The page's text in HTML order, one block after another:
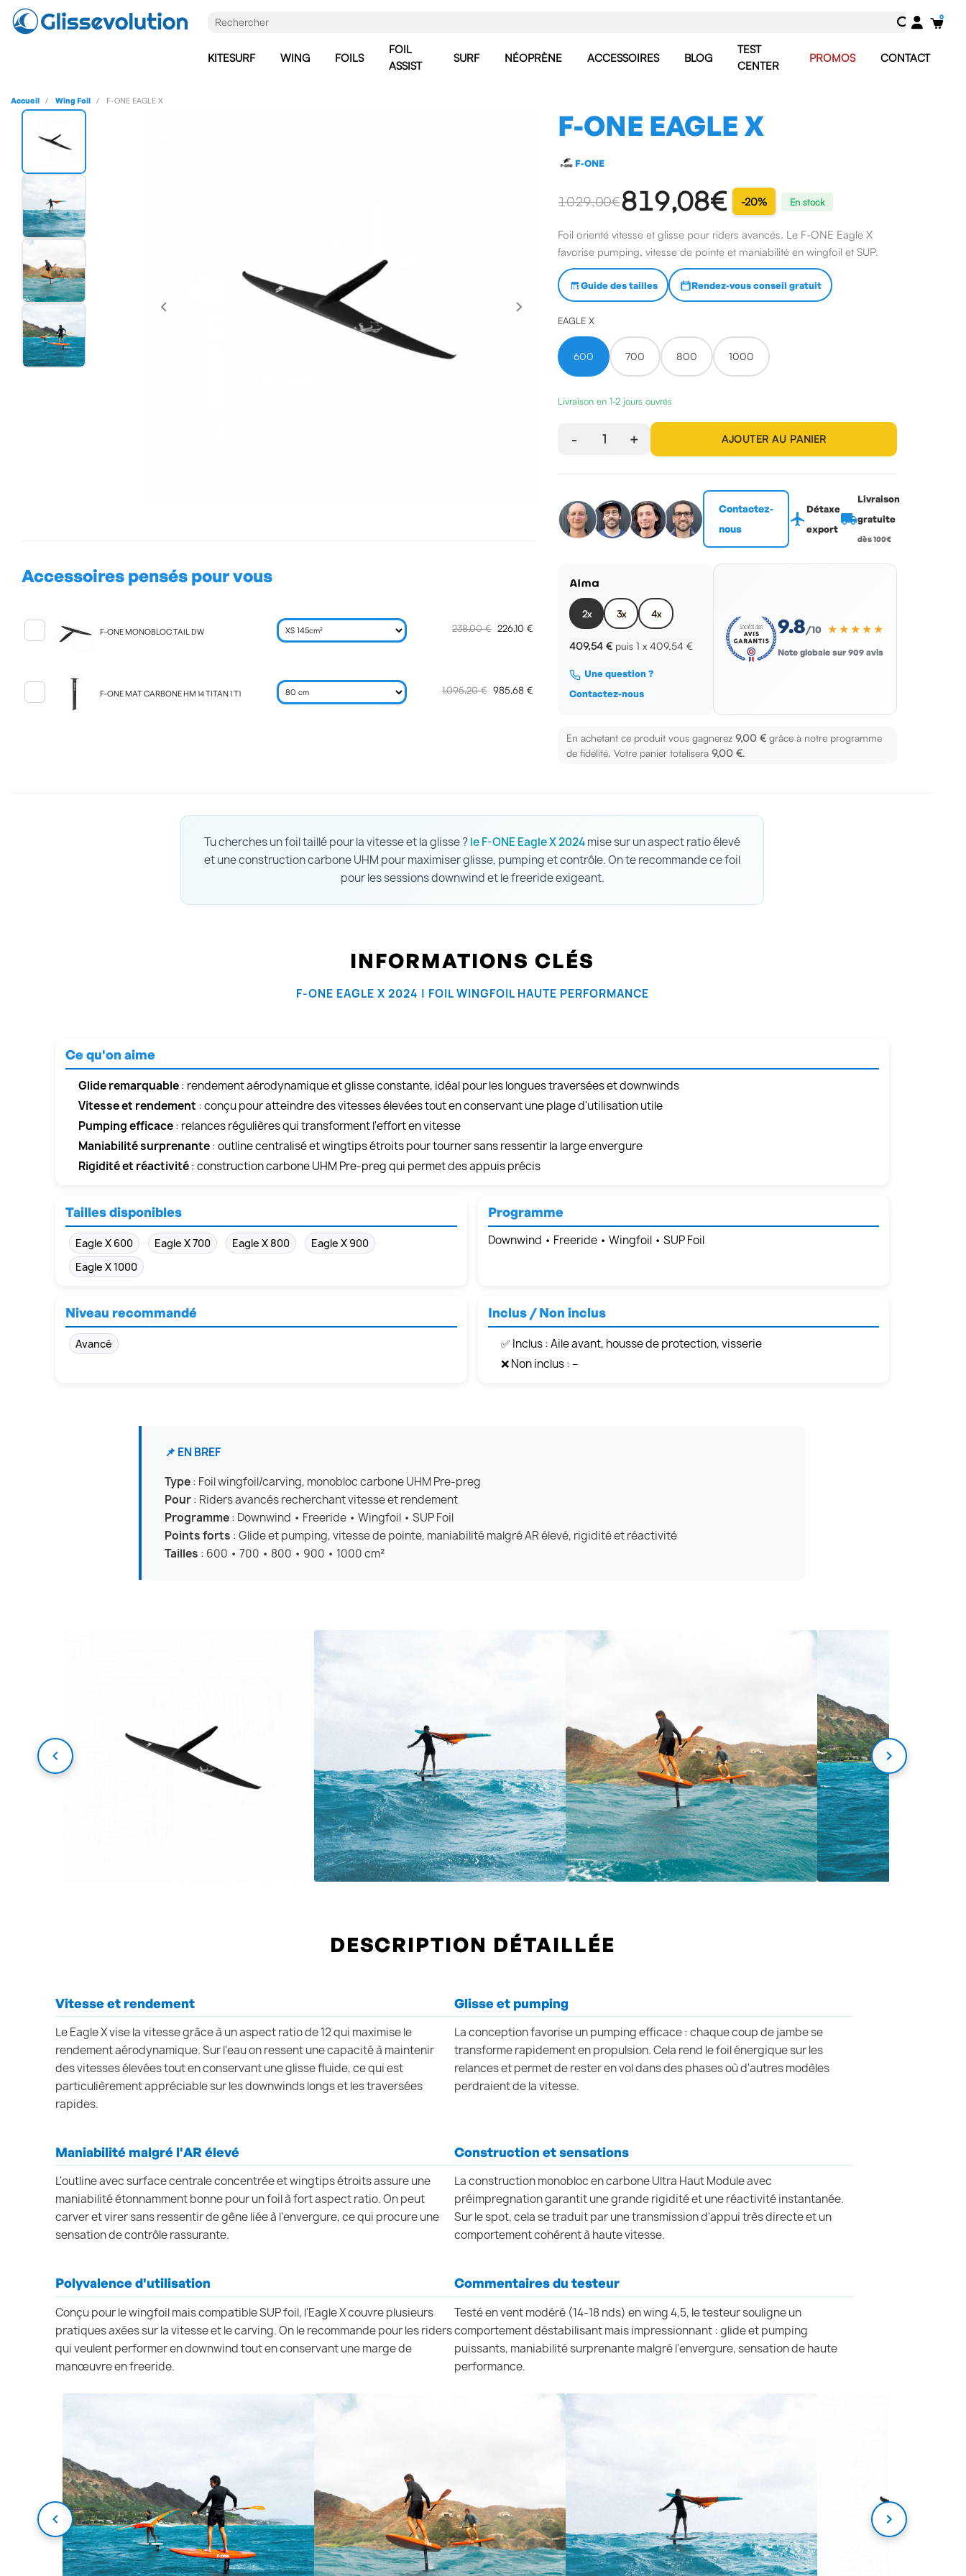
KITESURF WING FOILS
FOIL
ASSIST
SURF NÉOPRÈNE ACCESSOIRES BLOG
TEST
CENTER
PROMOS CONTACT
Accueil Wing Foil F-ONE EAGLE X
Accessoires pensés pour vous
F-ONE MONOBLOC TAIL DW 238,00 € 226,10 €
F-ONE MAT CARBONE HM 14 TITAN 1 T1 1.095,20 € 985,68 €
F-ONE EAGLE X
F-ONE
1029,00 €819,08 € -20% En stock
Foil orienté vitesse et glisse pour riders avancés. Le F-ONE Eagle X
favorise pumping, vitesse de pointe et maniabilité en wingfoil et SUP.
Guide des tailles Rendez-vous conseil gratuit
EAGLE X
600 700 800 1000
Livraison en 1-2 jours ouvrés
- 1 + AJOUTER AU PANIER
Contactez-
nous
flight
Détaxe
export
local_shipping
Livraison
gratuite
dès 100€
2x 3x 4x
409,54 € puis 1 x409,54 €
Une question ?
Contactez-nous
9.8/10 ★★★★★
Note globale sur 909 avis
En achetant ce produit vous gagnerez9,00 € grâce à notre programme
de fidélité. Votre panier totalisera9,00 €.
Tu cherches un foil taillé pour la vitesse et la glisse ?le F-ONE Eagle X 2024mise sur un aspect ratio élevé
et une construction carbone UHM pour maximiser glisse, pumping et contrôle. On te recommande ce foil
pour les sessions downwind et le freeride exigeant.
INFORMATIONS CLÉS
F-ONE EAGLE X 2024 | FOIL WINGFOIL HAUTE PERFORMANCE
Ce qu'on aime
Glide remarquable: rendement aérodynamique et glisse constante, idéal pour les longues traversées et downwinds
Vitesse et rendement : conçu pour atteindre des vitesses élevées tout en conservant une plage d'utilisation utile
Pumping efficace: relances régulières qui transforment l'effort en vitesse
Maniabilité surprenante: outline centralisé et wingtips étroits pour tourner sans ressentir la large envergure
Rigidité et réactivité: construction carbone UHM Pre-preg qui permet des appuis précis
Tailles disponibles
Eagle X 600 Eagle X 700 Eagle X 800
Eagle X 900
Eagle X 1000
Programme
Downwind • Freeride • Wingfoil • SUP Foil
Niveau recommandé
Avancé
Inclus / Non inclus
✅ Inclus : Aile avant, housse de protection, visserie
❌ Non inclus : –
📌 EN BREF
Type: Foil wingfoil/carving, monobloc carbone UHM Pre-preg
Pour: Riders avancés recherchant vitesse et rendement
Programme: Downwind • Freeride • Wingfoil • SUP Foil
Points forts : Glide et pumping, vitesse de pointe, maniabilité malgré AR élevé, rigidité et réactivité
Tailles : 600 • 700 • 800 • 900 • 1000 cm²
DESCRIPTION DÉTAILLÉE
Vitesse et rendement
Le Eagle X vise la vitesse grâce à un aspect ratio de 12 qui maximise le
rendement aérodynamique. Sur l'eau on ressent une capacité à maintenir
des vitesses élevées tout en conservant une glisse fluide, ce qui est
particulièrement appréciable sur les downwinds longs et les traversées
rapides.
Glisse et pumping
La conception favorise un pumping efficace : chaque coup de jambe se
transforme rapidement en propulsion. Cela rend le foil énergique sur les
relances et permet de rester en vol dans des phases où d'autres modèles
perdraient de la vitesse.
Maniabilité malgré l'AR élevé
L'outline avec surface centrale concentrée et wingtips étroits assure une
maniabilité étonnamment bonne pour un foil à fort aspect ratio. On peut
carver et virer sans ressentir de gêne liée à l'envergure, ce qui procure une
sensation de contrôle rassurante.
Construction et sensations
La construction monobloc en carbone Ultra Haut Module avec
préimpregnation garantit une grande rigidité et une réactivité instantanée.
Sur le spot, cela se traduit par une transmission d'appui très directe et un
comportement cohérent à haute vitesse.
Polyvalence d'utilisation
Conçu pour le wingfoil mais compatible SUP foil, l'Eagle X couvre plusieurs
pratiques axées sur la vitesse et le carving. On le recommande pour les riders
qui veulent performer en downwind tout en conservant une marge de
manœuvre en freeride.
Commentaires du testeur
Testé en vent modéré (14-18 nds) en wing 4,5, le testeur souligne un
comportement déstabilisant mais impressionnant : glide et pumping
puissants, maniabilité surprenante malgré l'envergure, sensation de haute
performance.